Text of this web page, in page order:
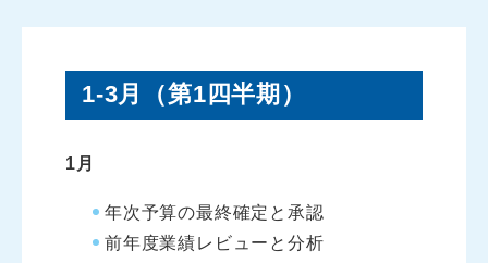
1-3月（第1四半期）
1月
年次予算の最終確定と承認
前年度業績レビューと分析